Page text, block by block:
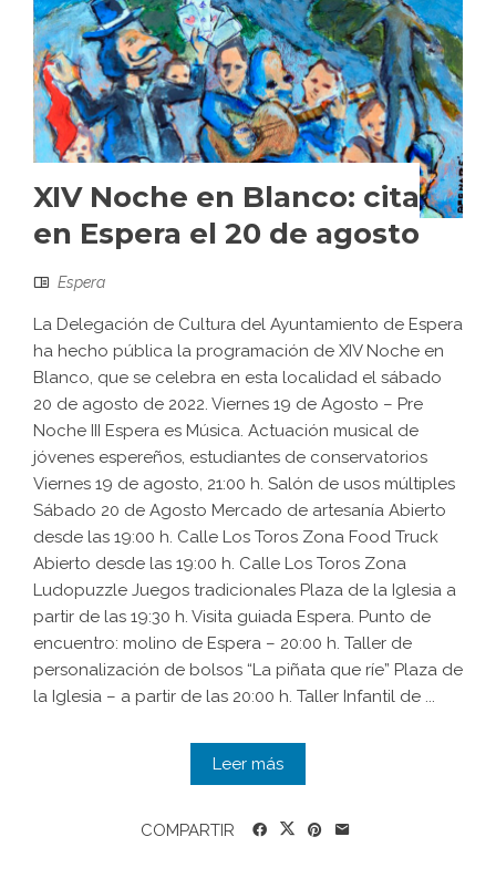
XIV Noche en Blanco: cita
en Espera el 20 de agosto
Espera
La Delegación de Cultura del Ayuntamiento de Espera
ha hecho pública la programación de XIV Noche en
Blanco, que se celebra en esta localidad el sábado
20 de agosto de 2022. Viernes 19 de Agosto – Pre
Noche III Espera es Música. Actuación musical de
jóvenes espereños, estudiantes de conservatorios
Viernes 19 de agosto, 21:00 h. Salón de usos múltiples
Sábado 20 de Agosto Mercado de artesanía Abierto
desde las 19:00 h. Calle Los Toros Zona Food Truck
Abierto desde las 19:00 h. Calle Los Toros Zona
Ludopuzzle Juegos tradicionales Plaza de la Iglesia a
partir de las 19:30 h. Visita guiada Espera. Punto de
encuentro: molino de Espera – 20:00 h. Taller de
personalización de bolsos “La piñata que ríe” Plaza de
la Iglesia – a partir de las 20:00 h. Taller Infantil de ...
Leer más
COMPARTIR